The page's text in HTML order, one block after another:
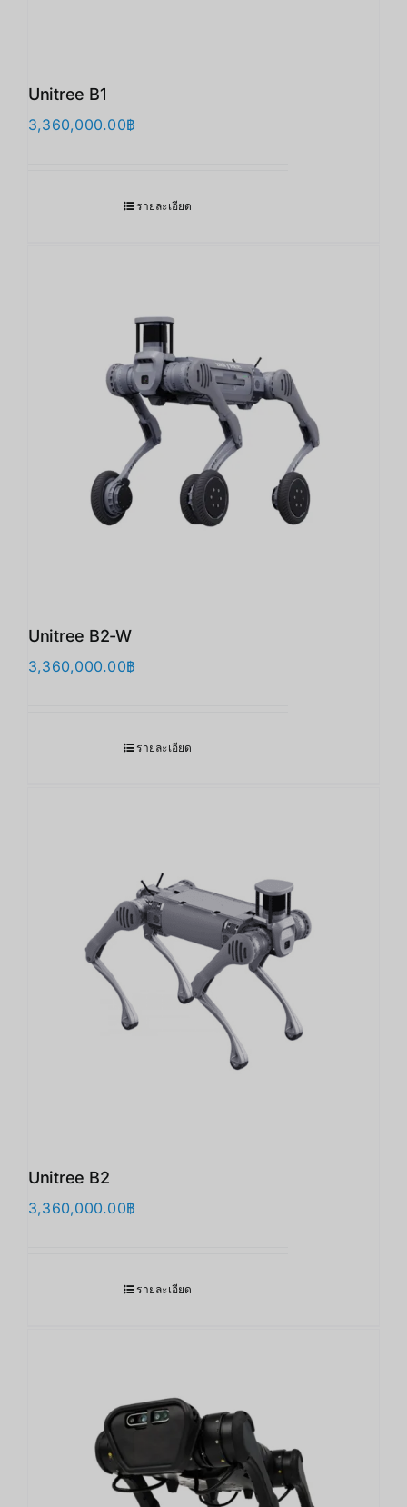
Unitree B1
3,360,000.00฿
รายละเอียด
Unitree B2-W
3,360,000.00฿
รายละเอียด
Unitree B2
3,360,000.00฿
รายละเอียด